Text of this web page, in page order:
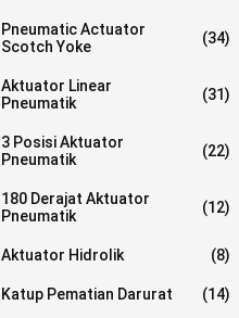
Pneumatic Actuator
Scotch Yoke
(34)
Aktuator Linear
Pneumatik
(31)
3 Posisi Aktuator
Pneumatik
(22)
180 Derajat Aktuator
Pneumatik
(12)
Aktuator Hidrolik (8)
Katup Pematian Darurat (14)